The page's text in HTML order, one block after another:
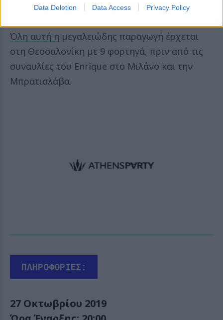
Data Deletion Data Access Privacy Policy
ηχητικό εξοπλισμό τελευταίας τεχνολογίας.
Όλη αυτή η μεγαλειώδης παραγωγή έρχεται
στη Θεσσαλονίκη με 9 φορτηγά, πριν από τις
συναυλίες του Enrique στο Μιλάνο και την
Μπρατισλάβα.
ΠΛΗΡΟΦΟΡΙΕΣ:
27 Οκτωβρίου 2019